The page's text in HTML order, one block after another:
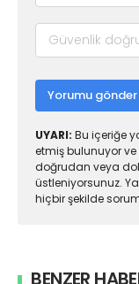
Yorumu gönder
UYARI: Bu içeriğe
etmiş bulunuyor ve
doğrudan veya
üstleniyorsunuz.
hiçbir şekilde
BENZER